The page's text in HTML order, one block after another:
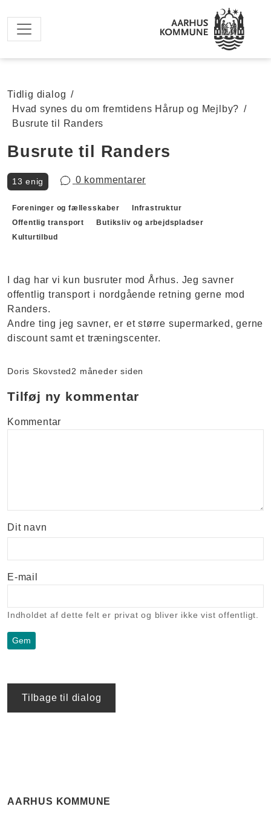
Tidlig dialog /
Hvad synes du om fremtidens Hårup og Mejlby? /
Busrute til Randers
Busrute til Randers
13 enig 0 kommentarer
Forslagskategorier
Foreninger og fællesskaber
Infrastruktur
Offentlig transport
Butiksliv og arbejdspladser
Kulturtilbud
I dag har vi kun busruter mod Århus. Jeg savner
offentlig transport i nordgående retning gerne mod
Randers.
Andre ting jeg savner, er et større supermarked, gerne
discount samt et træningscenter.
Doris Skovsted2 måneder siden
Tilføj ny kommentar
Kommentar
Dit navn
E-mail
Indholdet af dette felt er privat og bliver ikke vist offentligt.
Tilbage til dialog
AARHUS KOMMUNE